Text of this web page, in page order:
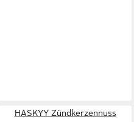
HASKYY Zündkerzennuss